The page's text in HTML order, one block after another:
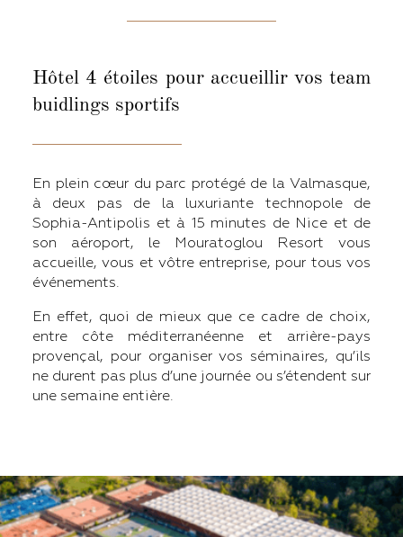
Hôtel 4 étoiles pour accueillir vos team
buidlings sportifs
En plein cœur du parc protégé de la Valmasque,
à deux pas de la luxuriante technopole de
Sophia-Antipolis et à 15 minutes de Nice et de
son aéroport, le Mouratoglou Resort vous
accueille, vous et vôtre entreprise, pour tous vos
événements.
En effet, quoi de mieux que ce cadre de choix,
entre côte méditerranéenne et arrière-pays
provençal, pour organiser vos séminaires, qu’ils
ne durent pas plus d’une journée ou s’étendent sur
une semaine entière.